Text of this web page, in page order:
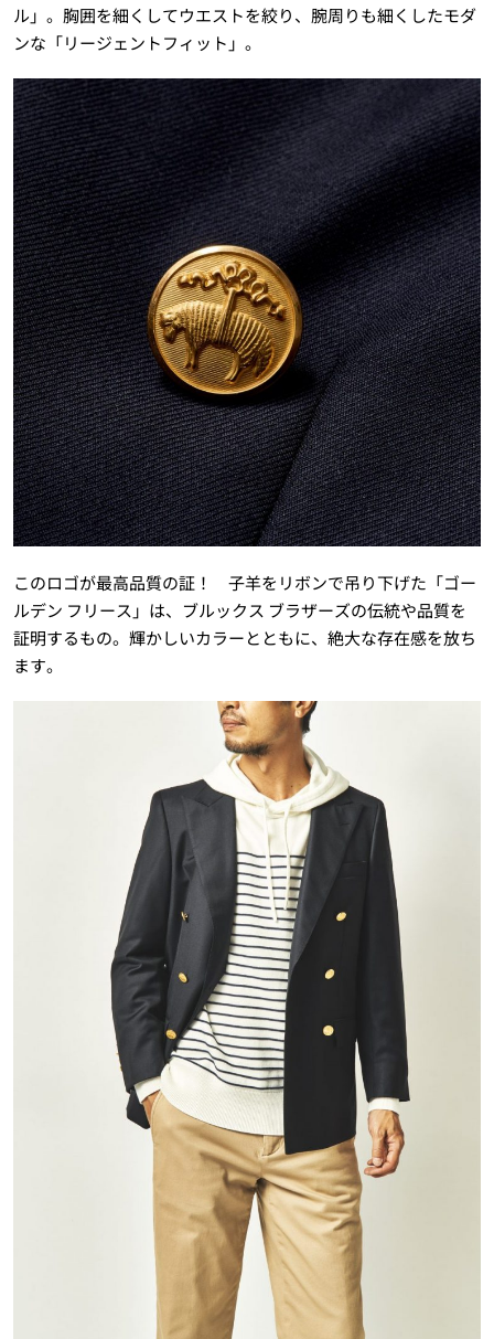
ル」。胸囲を細くしてウエストを絞り、腕周りも細くしたモダ
ンな「リージェントフィット」。
このロゴが最高品質の証！ 子羊をリボンで吊り下げた「ゴー
ルデン フリース」は、ブルックス ブラザーズの伝統や品質を
証明するもの。輝かしいカラーとともに、絶大な存在感を放ち
ます。